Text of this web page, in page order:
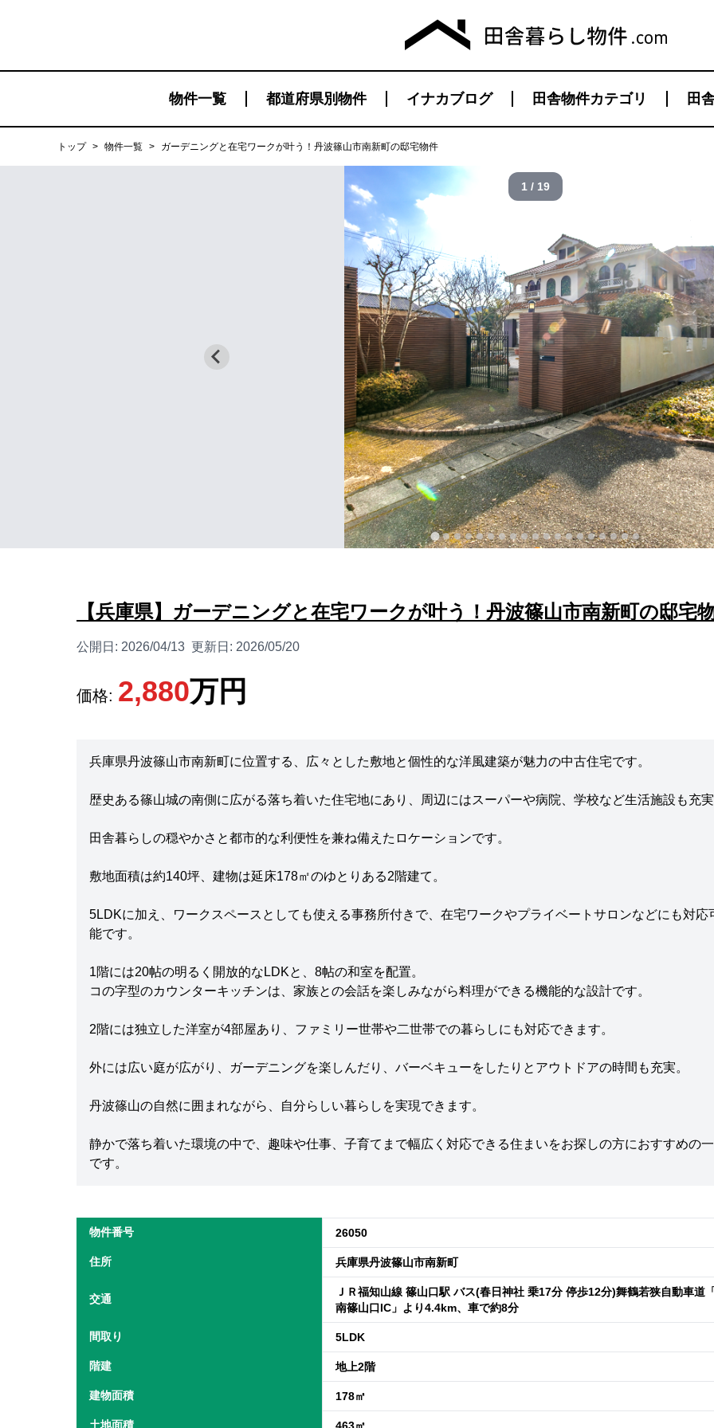
物件一覧 都道府県別物件 イナカブログ 田舎物件カテゴリ 田
トップ > 物件一覧 > ガーデニングと在宅ワークが叶う！丹波篠山市南新町の邸宅物件
1 / 19
【兵庫県】ガーデニングと在宅ワークが叶う！丹波篠山市南新町の邸宅
公開日: 2026/04/13 更新日: 2026/05/20
価格: 2,880万円
兵庫県丹波篠山市南新町に位置する、広々とした敷地と個性的な洋風建築が魅力の中古住宅です。
歴史ある篠山城の南側に広がる落ち着いた住宅地にあり、周辺にはスーパーや病院、学校など生活施設も充
田舎暮らしの穏やかさと都市的な利便性を兼ね備えたロケーションです。
敷地面積は約140坪、建物は延床178㎡のゆとりある2階建て。
5LDKに加え、ワークスペースとしても使える事務所付きで、在宅ワークやプライベートサロンなどにも対応
能です。
1階には20帖の明るく開放的なLDKと、8帖の和室を配置。
コの字型のカウンターキッチンは、家族との会話を楽しみながら料理ができる機能的な設計です。
2階には独立した洋室が4部屋あり、ファミリー世帯や二世帯での暮らしにも対応できます。
外には広い庭が広がり、ガーデニングを楽しんだり、バーベキューをしたりとアウトドアの時間も充実。
丹波篠山の自然に囲まれながら、自分らしい暮らしを実現できます。
静かで落ち着いた環境の中で、趣味や仕事、子育てまで幅広く対応できる住まいをお探しの方におすすめの
です。
物件番号 26050
住所 兵庫県丹波篠山市南新町
交通
ＪＲ福知山線 篠山口駅 バス(春日神社 乗17分 停歩12分)舞鶴若狭自動車道
南篠山口IC」より4.4km、車で約8分
間取り 5LDK
階建 地上2階
建物面積 178㎡
土地面積